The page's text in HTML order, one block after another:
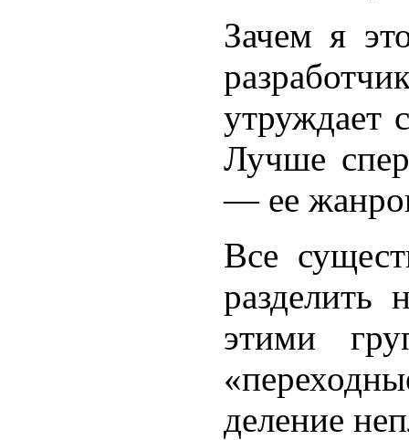
Зачем я
утруждает
Лучше
— ее
Все
этими
деление